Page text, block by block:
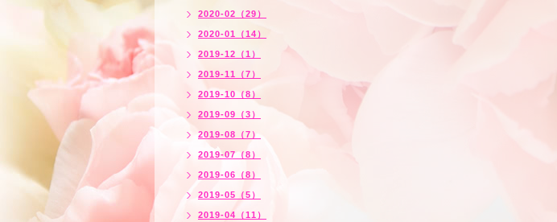
2020-02（29）
2020-01（14）
2019-12（1）
2019-11（7）
2019-10（8）
2019-09（3）
2019-08（7）
2019-07（8）
2019-06（8）
2019-05（5）
2019-04（11）